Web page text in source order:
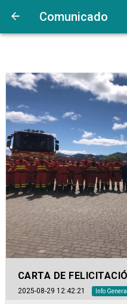
Comunicado
CARTA DE
2025-08-29 12:42:21 Info General